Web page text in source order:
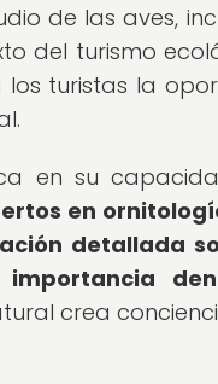
de las aves,
del turismo
turistas la
en su
en
detallada
crea